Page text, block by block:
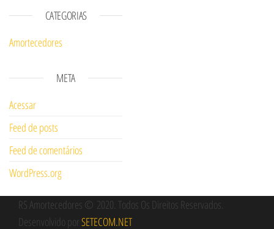
CATEGORIAS
Amortecedores
META
Acessar
Feed de posts
Feed de comentários
WordPress.org
RS Amortecedores © 2020. Todos Os Direitos Reservados.
Desenvolvido por SETECOM.NET